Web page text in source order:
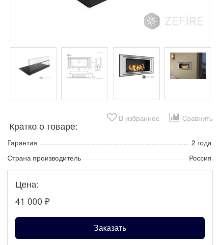
В избранное Сравнить
Кратко о товаре:
Гарантия
2 года
Страна производитель
Россия
Цена:
41 000 ₽
Заказать